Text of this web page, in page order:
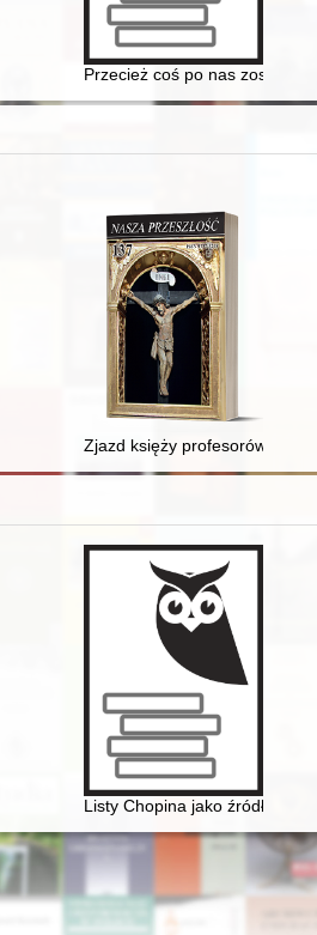
pedagogika. T. 3Przecież coś po nas
Racławice w latach 1650-1998 :
Zjazd księży profesorów i
Listy Chopina jako źródło